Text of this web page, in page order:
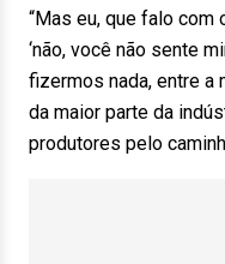
“Mas eu, que falo com
‘não, você não sente
fizermos nada, entre a
da maior parte da
produtores pelo